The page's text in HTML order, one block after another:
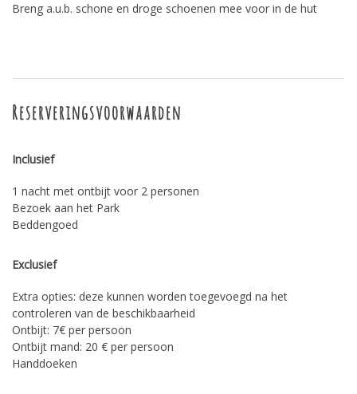
Breng a.u.b. schone en droge schoenen mee voor in de hut
Reserveringsvoorwaarden
Inclusief
1 nacht met ontbijt voor 2 personen
Bezoek aan het Park
Beddengoed
Exclusief
Extra opties: deze kunnen worden toegevoegd na het
controleren van de beschikbaarheid
Ontbijt: 7€ per persoon
Ontbijt mand: 20 € per persoon
Handdoeken